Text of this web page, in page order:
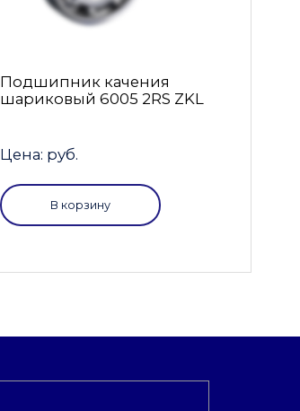
Подшипник качения
шариковый 6005 2RS ZKL
Цена: руб.
В корзину